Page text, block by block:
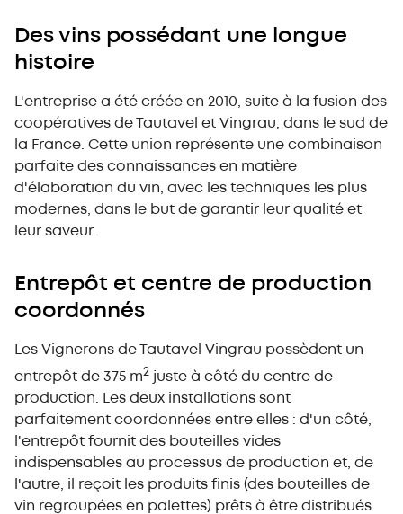
Des vins possédant une longue
histoire
L'entreprise a été créée en 2010, suite à la fusion des
coopératives de Tautavel et Vingrau, dans le sud de
la France. Cette union représente une combinaison
parfaite des connaissances en matière
d'élaboration du vin, avec les techniques les plus
modernes, dans le but de garantir leur qualité et
leur saveur.
Entrepôt et centre de production
coordonnés
Les Vignerons de Tautavel Vingrau possèdent un
entrepôt de 375 m2 juste à côté du centre de
production. Les deux installations sont
parfaitement coordonnées entre elles : d'un côté,
l'entrepôt fournit des bouteilles vides
indispensables au processus de production et, de
l'autre, il reçoit les produits finis (des bouteilles de
vin regroupées en palettes) prêts à être distribués.